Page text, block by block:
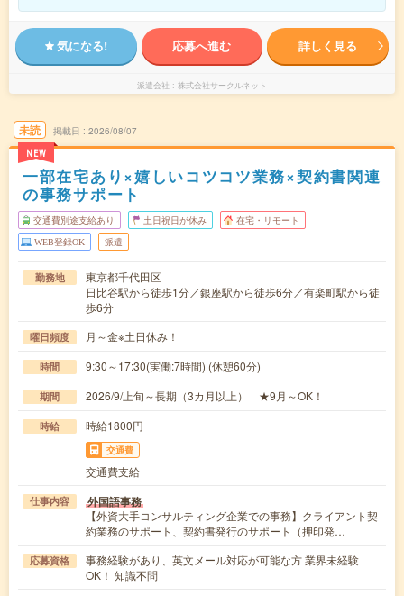
気になる! 応募へ進む 詳しく見る
派遣会社 株式会社サークルネット
未読
NEW
掲載日 2026/08/07
一部在宅あり×嬉しいコツコツ業務×契約書関連
の事務サポート
交通費別途支給あり 土日祝日が休み 在宅・リモート
WEB登録OK 派遣
勤務地
東京都千代田区
日比谷駅から徒歩1分／銀座駅から徒歩6分／有楽町駅から徒
歩6分
曜日頻度 月～金※土日休み！
時間 9:30～17:30(実働:7時間) (休憩60分)
期間 2026/9/上旬～長期（3カ月以上） ★9月～OK！
時給 時給1800円
交通費
交通費支給
仕事内容 外国語事務
【外資大手コンサルティング企業での事務】クライアント契
約業務のサポート、契約書発行のサポート（押印発…
応募資格
事務経験があり、英文メール対応が可能な方 業界未経験
OK！ 知識不問